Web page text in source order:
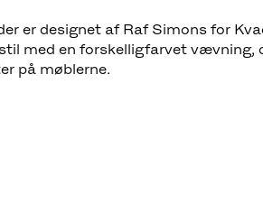
er designet af Raf Simons for
med en forskelligfarvet vævning,
på møblerne.